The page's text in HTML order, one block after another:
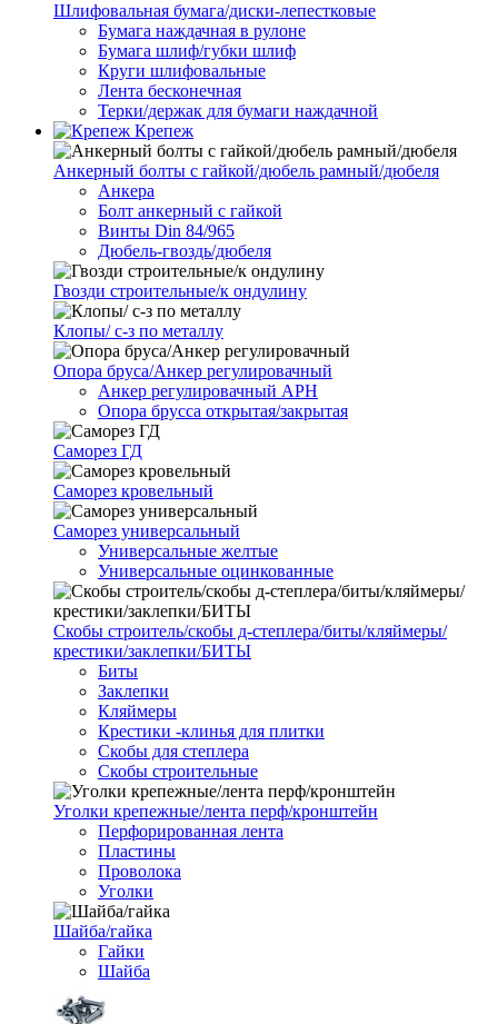
Шлифовальная бумага/диски-лепестковые
Бумага наждачная в рулоне
Бумага шлиф/губки шлиф
Круги шлифовальные
Лента бесконечная
Терки/держак для бумаги наждачной
Крепеж
Анкерный болты с гайкой/дюбель рамный/дюбеля
Анкера
Болт анкерный с гайкой
Винты Din 84/965
Дюбель-гвоздь/дюбеля
Гвозди строительные/к ондулину
Клопы/ с-з по металлу
Опора бруса/Анкер регулировачный
Анкер регулировачный АРН
Опора брусса открытая/закрытая
Саморез ГД
Саморез кровельный
Саморез универсальный
Универсальные желтые
Универсальные оцинкованные
Скобы строитель/скобы д-степлера/биты/кляймеры/
крестики/заклепки/БИТЫ
Биты
Заклепки
Кляймеры
Крестики -клинья для плитки
Скобы для степлера
Скобы строительные
Уголки крепежные/лента перф/кронштейн
Перфорированная лента
Пластины
Проволока
Уголки
Шайба/гайка
Гайки
Шайба